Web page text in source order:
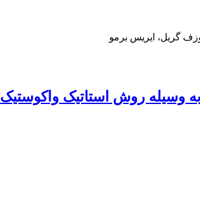
گریل، ایریس برمو
وسیله روش استاتیک واکوستیک